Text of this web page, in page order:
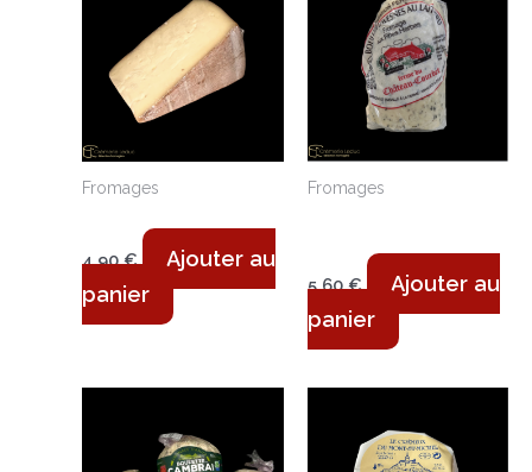
Fromages
4,90€
Ajouter au
panier
Fromages
5,60€
Ajouter au
panier